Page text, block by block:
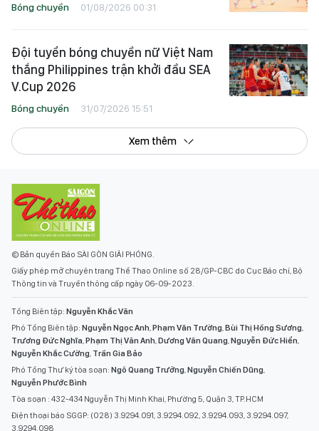
Bóng chuyền 01/08/2026 00:31
Đội tuyển bóng chuyền nữ Việt Nam
thắng Philippines trận khởi đầu SEA
V.Cup 2026
Bóng chuyền 31/07/2026 15:51
Xem thêm
© Bản quyền Báo SÀI GÒN GIẢI PHÓNG.
Giấy phép mở chuyên trang Thể Thao Online số 28/GP-CBC do Cục Báo chí, Bộ
Thông tin và Truyền thông cấp ngày 06-09-2023.
Tổng Biên tập: Nguyễn Khắc Văn
Phó Tổng Biên tập: Nguyễn Ngọc Anh,Phạm Văn Trường,Bùi Thị Hồng Sương,
Trương Đức Nghĩa,Phạm Thị Vân Anh,Dương Văn Quang,Nguyễn Đức Hiển,
Nguyễn Khắc Cường, Trần Gia Bảo
Phó Tổng Thư ký tòa soạn: Ngô Quang Trưởng,Nguyễn Chiến Dũng,
Nguyễn Phước Bình
Tòa soạn : 432-434 Nguyễn Thị Minh Khai, Phường 5, Quận 3, TP.HCM
Điện thoại báo SGGP: (028) 3.9294.091, 3.9294.092, 3.9294.093, 3.9294.097,
3.9294.098